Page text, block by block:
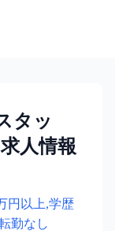
タッ
人情報
円以上,学歴
勤なし